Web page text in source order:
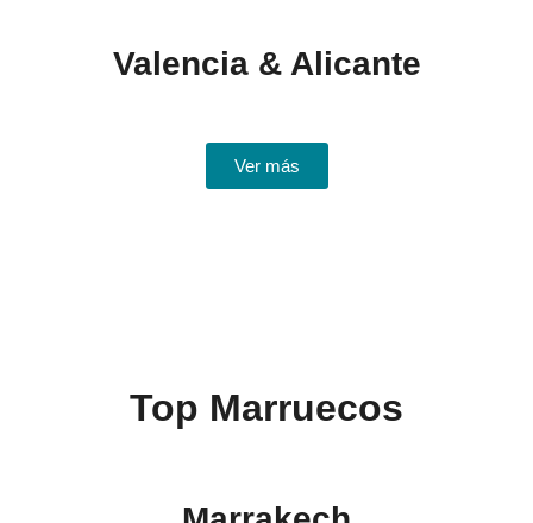
Valencia & Alicante
Ver más
Top Marruecos